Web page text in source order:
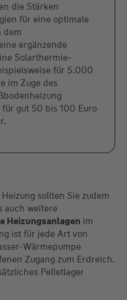
die Stärken
für eine optimale
dem
ergänzende
Solarthermie-
für 5.000
im Zuge des
gut 50 bis 100 Euro
sollten Sie zudem
auch weitere
Heizungsanlagen im
ist für jede Art von
Wärmepumpe
Zugang zum Erdreich.
Pelletlager